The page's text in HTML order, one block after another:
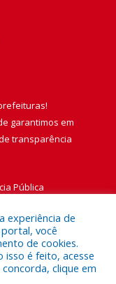
!
garantimos em
transparência
Pública
de Vigia de
experiência de
você
de cookies.
isso é feito, acesse
concorda, clique em